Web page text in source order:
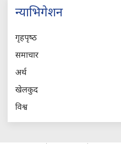
न्याभिगेशन
गृहपृष्‍ठ
समाचार
अर्थ
खेलकुद
विश्व